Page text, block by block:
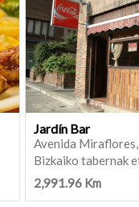
Jardín Bar
Avenida
Bizkaiko tabernak
2,991.96 Km